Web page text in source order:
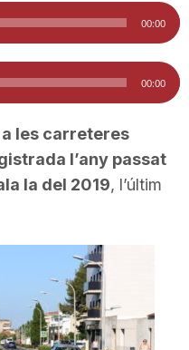
00:00
00:00
les carreteres
l’any passat
la del 2019, l’últim